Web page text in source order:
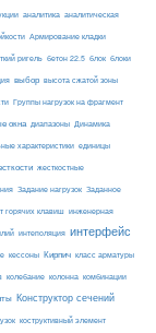
аналитика аналитическая
Армирование кладки
ригель бетон 22.5 блок блоки
выбор высота сжатой зоны
Группы нагрузок на фрагмент
окна диапазоны Динамика
характеристики единицы
жесткостные
Задание нагрузок Заданное
горячих клавиш инженерная
интеполяция интерфейс
кессоны Кирпич класс арматуры
колебание колонна комбинации
Конструктор сечений
коструктивный элемент